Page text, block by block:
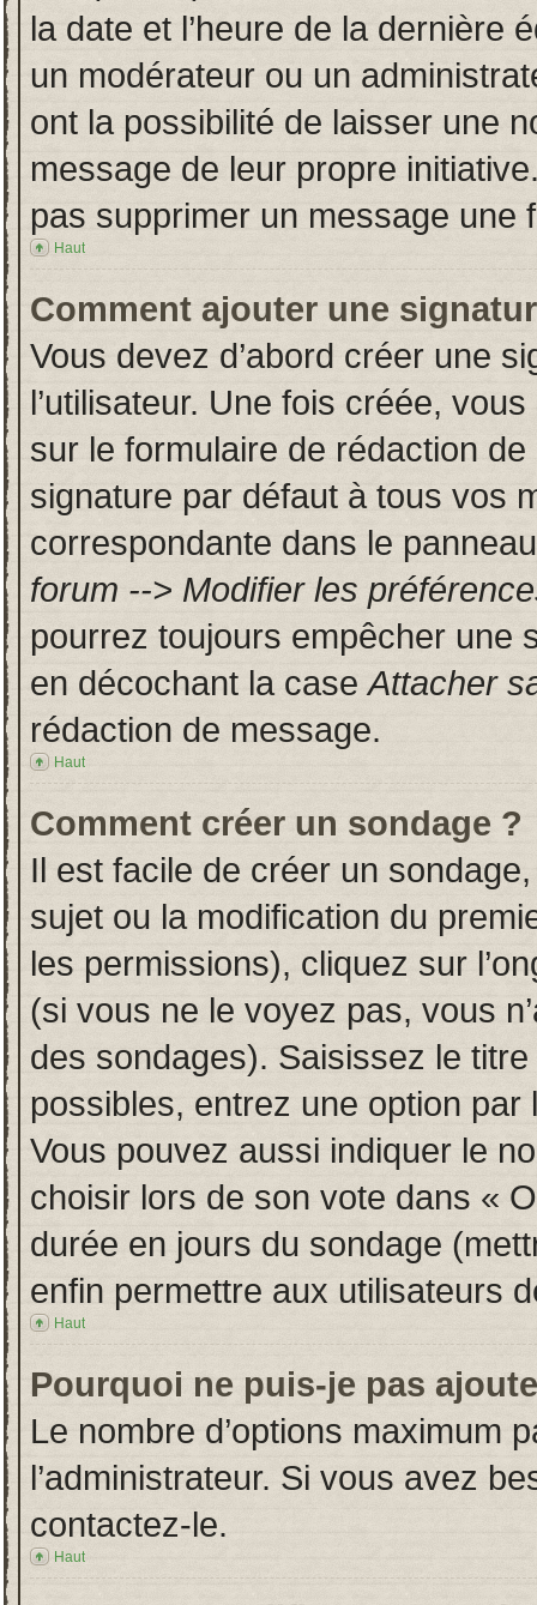
la date et l’heure de la dernière
un modérateur ou un
ont la possibilité de laisser une
message de leur propre
pas supprimer un message une
Haut
Comment ajouter une
Vous devez d’abord créer une
l’utilisateur. Une fois créée,
sur le formulaire de rédaction
signature par défaut à tous vos
correspondante dans le
forum --> Modifier les
pourrez toujours empêcher une
en décochant la caseAttacher
rédaction de message.
Haut
Comment créer un sondage ?
Il est facile de créer un
sujet ou la modification du
les permissions), cliquez sur
(si vous ne le voyez pas, vous
des sondages). Saisissez le
possibles, entrez une option
Vous pouvez aussi indiquer le
choisir lors de son vote dans «
durée en jours du sondage
enfin permettre aux utilisateurs
Haut
Pourquoi ne puis-je pas
Le nombre d’options maximum
l’administrateur. Si vous avez
contactez-le.
Haut